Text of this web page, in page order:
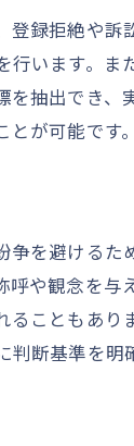
登録拒絶や訴
います。ま
を抽出でき、
が可能です。
を避けるた
や観念を与
こともあり
判断基準を明